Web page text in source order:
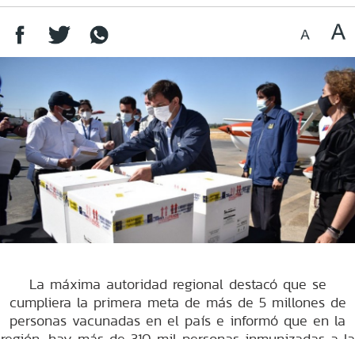
La máxima autoridad regional destacó que se
cumpliera la primera meta de más de 5 millones de
personas vacunadas en el país e informó que en la